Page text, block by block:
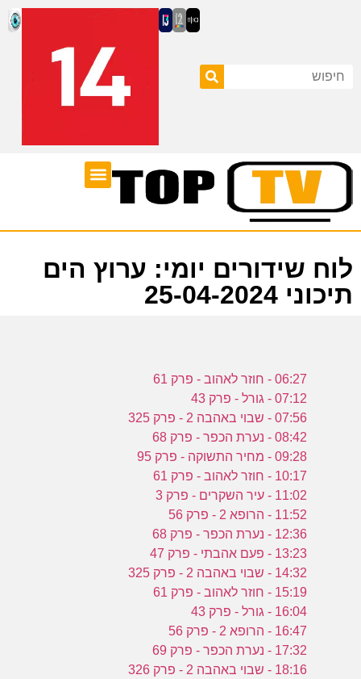
לוח שידורים יומי: ערוץ הים
תיכוני 25-04-2024
06:27 - חוזר לאהוב - פרק 61
07:12 - גורל - פרק 43
07:56 - שבוי באהבה 2 - פרק 325
08:42 - נערת הכפר - פרק 68
09:28 - מחיר התשוקה - פרק 95
10:17 - חוזר לאהוב - פרק 61
11:02 - עיר השקרים - פרק 3
11:52 - הרופא 2 - פרק 56
12:36 - נערת הכפר - פרק 68
13:23 - פעם אהבתי - פרק 47
14:32 - שבוי באהבה 2 - פרק 325
15:19 - חוזר לאהוב - פרק 61
16:04 - גורל - פרק 43
16:47 - הרופא 2 - פרק 56
17:32 - נערת הכפר - פרק 69
18:16 - שבוי באהבה 2 - פרק 326